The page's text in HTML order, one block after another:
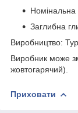
Номінальна
Заглибна
Виробництво:
Виробник може
жовтогарячий).
Приховати